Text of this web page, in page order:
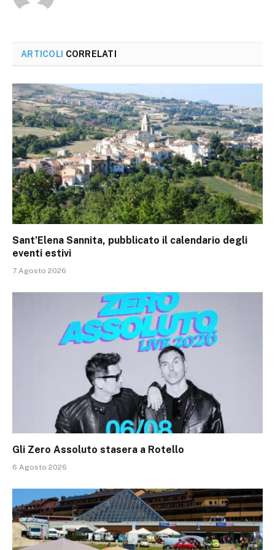
ARTICOLI CORRELATI
Sant’Elena Sannita, pubblicato il calendario degli
eventi estivi
7 Agosto 2026
Gli Zero Assoluto stasera a Rotello
6 Agosto 2026